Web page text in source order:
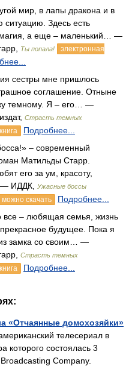
мир, в лапы дракона и в
ситуацию. Здесь есть
магия, а еще – маленький… —
Ты попала!
электронная
сестры мне пришлось
соглашение. Отныне
темному. Я – его… —
Страсть темных
Подробнее...
– современный
Матильды Старр.
его за ум, красоту,
ИДДК,
Ужасные боссы
можно скачать
Подробнее...
– любящая семья, жизнь
будущее. Пока я
замка со своим… —
Страсть темных
Подробнее...
«Отчаянные домохозяйки»
телесериал в
которого состоялась 3
Company.